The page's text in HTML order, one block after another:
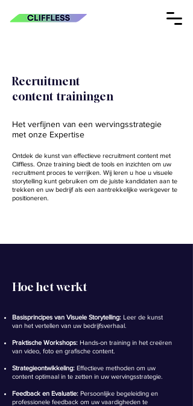
Recruitment
content trainingen
Het verfijnen van een wervingsstrategie
met onze Expertise
Ontdek de kunst van effectieve recruitment content met
Cliffless. Onze training biedt de tools en inzichten om uw
recruitment proces te verrijken. Wij leren u hoe u visuele
storytelling kunt gebruiken om de juiste kandidaten aan te
trekken en uw bedrijf als een aantrekkelijke werkgever te
positioneren.
Hoe het werkt
Basisprincipes van Visuele Storytelling: Leer de kunst
van het vertellen van uw bedrijfsverhaal.
Praktische Workshops: Hands-on training in het creëren
van video, foto en grafische content.
Strategieontwikkeling: Effectieve methoden om uw
content optimaal in te zetten in uw wervingsstrategie.
Feedback en Evaluatie: Persoonlijke begeleiding en
professionele feedback om uw vaardigheden te